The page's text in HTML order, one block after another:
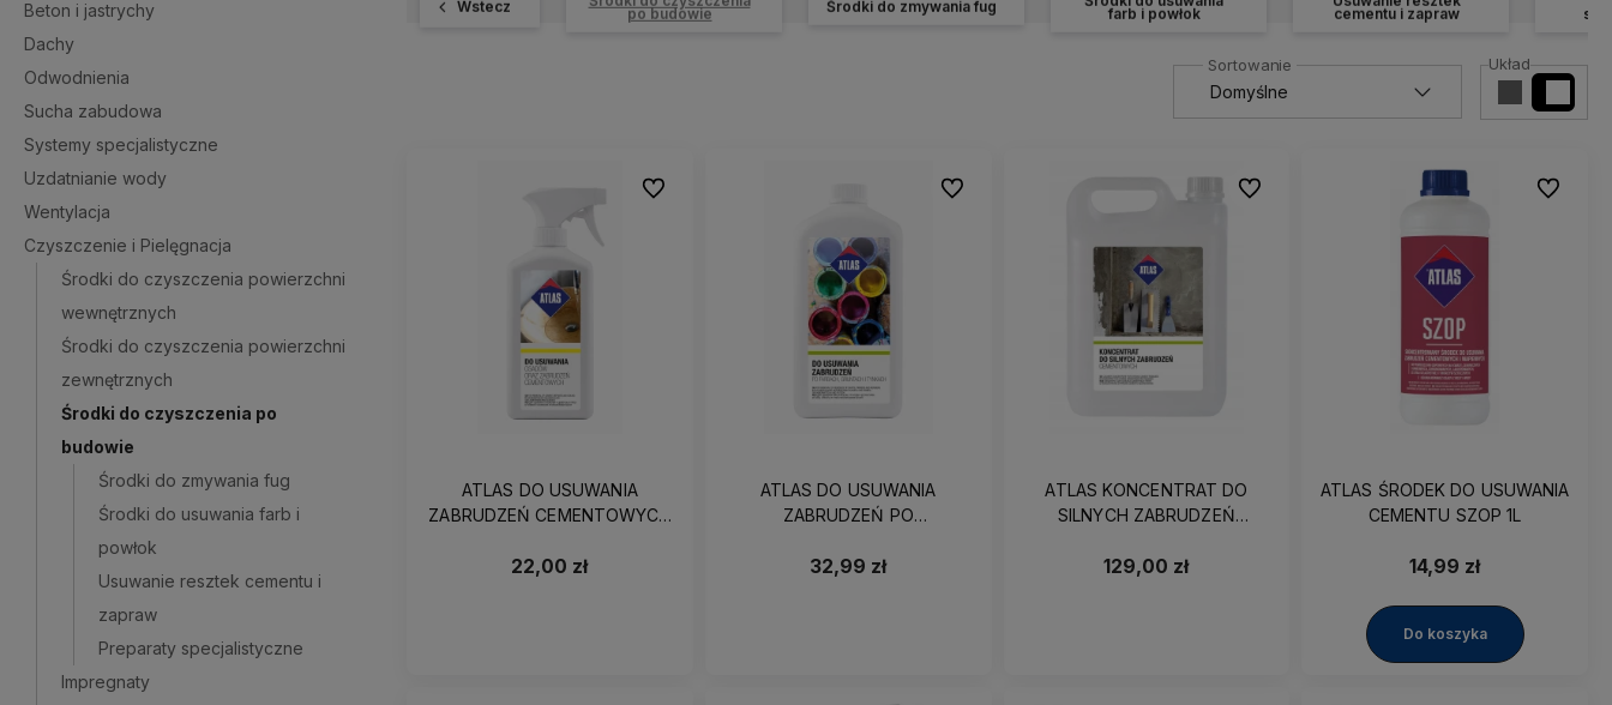
Beton i jastrychy
Dachy
Odwodnienia
Sucha zabudowa
Systemy specjalistyczne
Uzdatnianie wody
Wentylacja
Czyszczenie i Pielęgnacja
Środki do czyszczenia powierzchni
wewnętrznych
Środki do czyszczenia powierzchni
zewnętrznych
Środki do czyszczenia po
budowie
Środki do zmywania fug
Środki do usuwania farb i
powłok
Usuwanie resztek cementu i
zapraw
Preparaty specjalistyczne
Impregnaty
Wstecz po budowie Środki do zmywania fug farb i powłok cementu i zapraw
Układ
ATLAS DO USUWANIA
ZABRUDZEŃ CEMENTOWYCH
22,00 zł
Do ulubionych
ATLAS DO USUWANIA
ZABRUDZEŃ PO
32,99 zł
Do ulubionych
ATLAS KONCENTRAT DO
SILNYCH ZABRUDZEŃ
129,00 zł
Do ulubionych
ATLAS ŚRODEK DO USUWANIA
CEMENTU SZOP 1L
14,99 zł
Do koszyka
Do